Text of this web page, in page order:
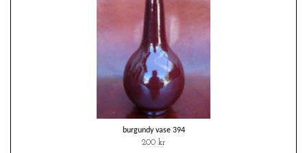
burgundy vase 394
200 kr